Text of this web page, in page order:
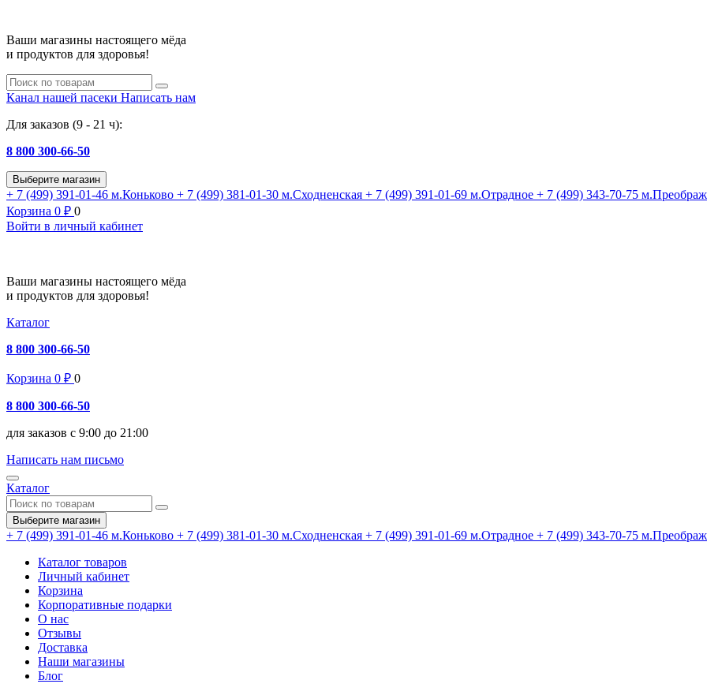
Ваши магазины настоящего мёда
и продуктов для здоровья!
Канал нашей пасеки Написать нам
Для заказов (9 - 21 ч):
8 800 300-66-50
Выберите магазин
+ 7 (499) 391-01-46 м.Коньково + 7 (499) 381-01-30 м.Сходненская + 7 (499) 391-01-69 м.Отрадное + 7 (499) 343-70-75
Корзина 0 ₽ 0
Войти в личный кабинет
Ваши магазины настоящего мёда
и продуктов для здоровья!
Каталог
8 800 300-66-50
Корзина 0 ₽ 0
8 800 300-66-50
для заказов с 9:00 до 21:00
Написать нам письмо
Каталог
Выберите магазин
+ 7 (499) 391-01-46 м.Коньково + 7 (499) 381-01-30 м.Сходненская + 7 (499) 391-01-69 м.Отрадное + 7 (499) 343-70-75
Каталог товаров
Личный кабинет
Корзина
Корпоративные подарки
О нас
Отзывы
Доставка
Наши магазины
Блог